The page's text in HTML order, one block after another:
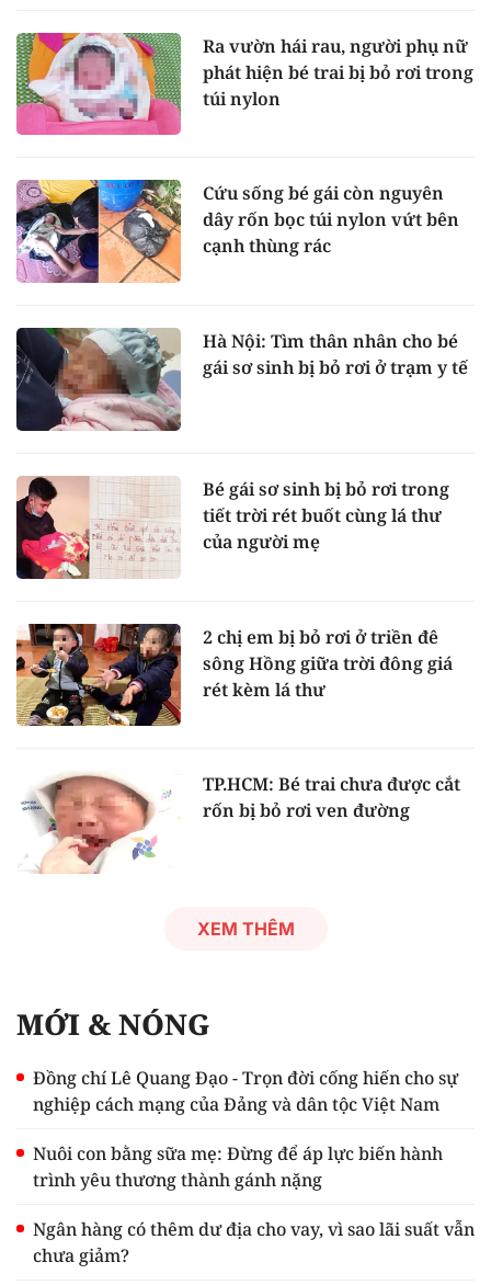
Ra vườn hái rau, người phụ nữ
phát hiện bé trai bị bỏ rơi trong
túi nylon
Cứu sống bé gái còn nguyên
dây rốn bọc túi nylon vứt bên
cạnh thùng rác
Hà Nội: Tìm thân nhân cho bé
gái sơ sinh bị bỏ rơi ở trạm y tế
Bé gái sơ sinh bị bỏ rơi trong
tiết trời rét buốt cùng lá thư
của người mẹ
2 chị em bị bỏ rơi ở triền đê
sông Hồng giữa trời đông giá
rét kèm lá thư
TP.HCM: Bé trai chưa được cắt
rốn bị bỏ rơi ven đường
XEM THÊM
MỚI & NÓNG
Đồng chí Lê Quang Đạo - Trọn đời cống hiến cho sự
nghiệp cách mạng của Đảng và dân tộc Việt Nam
Nuôi con bằng sữa mẹ: Đừng để áp lực biến hành
trình yêu thương thành gánh nặng
Ngân hàng có thêm dư địa cho vay, vì sao lãi suất vẫn
chưa giảm?